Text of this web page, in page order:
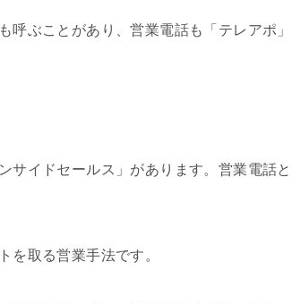
ぶことがあり、営業電話も「テレアポ」
サイドセールス」があります。営業電話と
を取る営業手法です。